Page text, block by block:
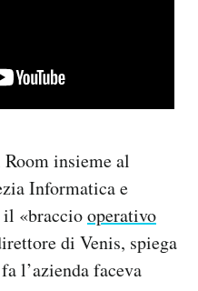
insieme al
Informatica e
il «bracciooperativo
di Venis, spiega
l’azienda faceva